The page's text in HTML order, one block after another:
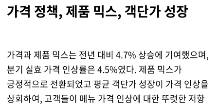
가격 정책, 제품 믹스, 객단가 성장
가격과 제품 믹스는 전년 대비 4.7% 상승에 기여했으며,
분기 실효 가격 인상률은 4.5%였다. 제품 믹스가
긍정적으로 전환되었고 평균 객단가 성장이 가격 인상을
상회하여, 고객들이 메뉴 가격 인상에 대한 뚜렷한 저항